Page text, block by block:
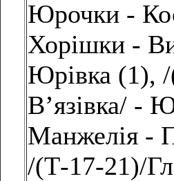
Юрочки -
Хорішки -
Юрівка (1),
В’язівка/ -
Манжелія -
/(Т-17-21)/